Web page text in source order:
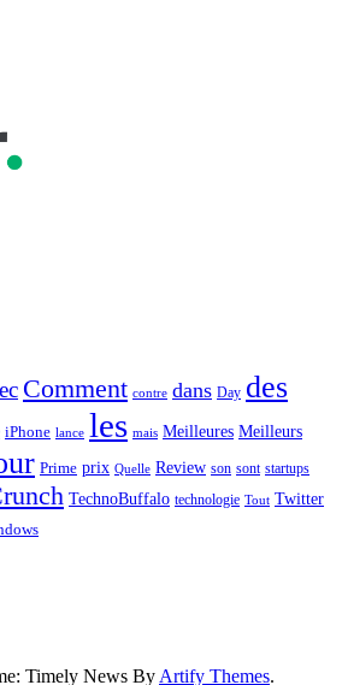
Comment contre dans Day des
iPhone lance les mais Meilleures Meilleurs
Prime prix Quelle Review son sont startups
TechnoBuffalo technologie Tout Twitter
Timely News By Artify Themes.